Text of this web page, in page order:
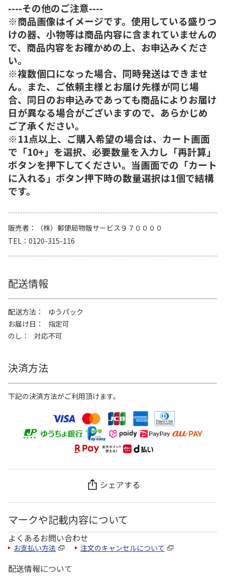
----その他のご注意----
※商品画像はイメージです。使用している盛りつ
けの器、小物等は商品内容に含まれていませんの
で、商品内容をお確かめの上、お申込みくださ
い。
※複数個口になった場合、同時発送はできませ
ん。また、ご依頼主様とお届け先様が同じ場
合、同日のお申込みであっても商品によりお届け
日が異なる場合がございますので、あらかじめ
ご了承ください。
※11点以上、ご購入希望の場合は、カート画面
で「10+」を選択、必要数量を入力し「再計算」
ボタンを押下してください。当画面での「カート
に入れる」ボタン押下時の数量選択は1個で結構
です。
販売者
（株）郵便局物販サービス９７００００
TEL
0120-315-116
配送情報
配送方法
ゆうパック
お届け日
指定可
のし
対応不可
決済方法
下記の決済方法がご利用頂けます。
シェアする
マークや記載内容について
よくあるお問い合わせ
お支払い方法 注文のキャンセルについて
配送情報について